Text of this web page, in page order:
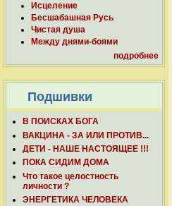
Исцеление
Бесшабашная Русь
Чистая душа
Между днями-боями
подробнее
Подшивки
В ПОИСКАХ БОГА
ВАКЦИНА - ЗА ИЛИ ПРОТИВ...
ДЕТИ - НАШЕ НАСТОЯЩЕЕ !!!
ПОКА СИДИМ ДОМА
Что такое целостность
личности ?
ЭНЕРГЕТИКА ЧЕЛОВЕКА